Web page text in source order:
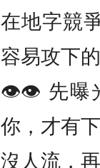
在地字競
容易攻下
👁️‍👁️‍ 先曝
你，才有
沒人流，